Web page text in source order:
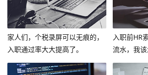
家人们，个税录屏可以无痕的，
入职通过率大大提高了。
入职前HR
流水，我
过？